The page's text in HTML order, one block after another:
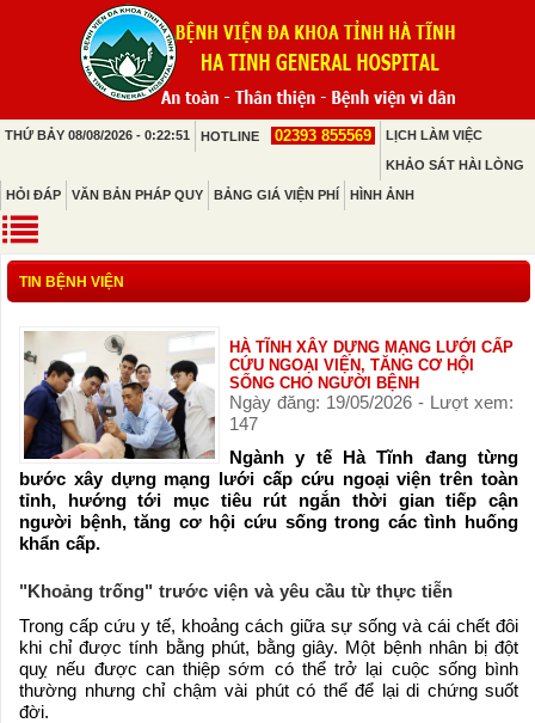
THỨ BẢY 08/08/2026 - 0:22:51 HOTLINE 02393 855569 LỊCH LÀM VIỆC
KHẢO SÁT HÀI LÒNG
HỎI ĐÁP VĂN BẢN PHÁP QUY BẢNG GIÁ VIỆN PHÍ HÌNH ẢNH
TIN BỆNH VIỆN
HÀ TĨNH XÂY DỰNG MẠNG LƯỚI CẤP
CỨU NGOẠI VIỆN, TĂNG CƠ HỘI
SỐNG CHO NGƯỜI BỆNH
Ngày đăng: 19/05/2026 - Lượt xem:
147
Ngành y tế Hà Tĩnh đang từng
bước xây dựng mạng lưới cấp cứu ngoại viện trên toàn
tỉnh, hướng tới mục tiêu rút ngắn thời gian tiếp cận
người bệnh, tăng cơ hội cứu sống trong các tình huống
khẩn cấp.
"Khoảng trống" trước viện và yêu cầu từ thực tiễn
Trong cấp cứu y tế, khoảng cách giữa sự sống và cái chết đôi
khi chỉ được tính bằng phút, bằng giây. Một bệnh nhân bị đột
quỵ nếu được can thiệp sớm có thể trở lại cuộc sống bình
thường nhưng chỉ chậm vài phút có thể để lại di chứng suốt
đời.